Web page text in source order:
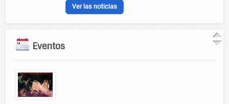
Ver las noticias
Eventos